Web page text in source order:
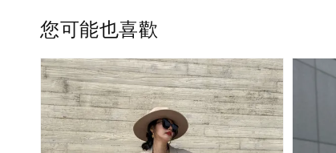
您可能也喜歡